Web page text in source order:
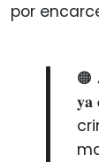
por
🟠
𝐲𝐚